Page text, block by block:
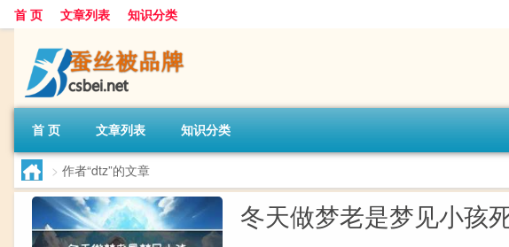
首 页 文章列表 知识分类
首 页 文章列表 知识分类
> 作者“dtz”的文章
冬天做梦老是梦见小孩